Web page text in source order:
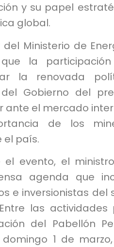
y su papel
global.
del Ministerio de
la
la renovada
Gobierno del
ante el mercado
de los
el país.
el evento, el
agenda que
e inversionistas del
las actividades
del Pabellón
1 de